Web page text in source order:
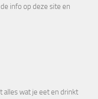
info op deze site en
alles wat je eet en drinkt